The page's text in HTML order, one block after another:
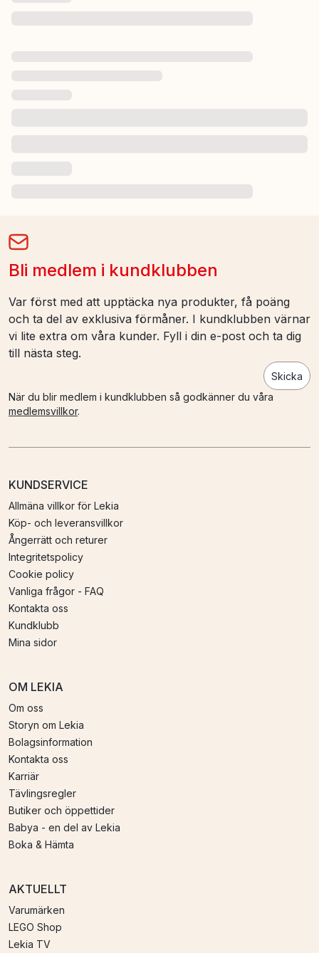
Bli medlem i kundklubben
Var först med att upptäcka nya produkter, få poäng
och ta del av exklusiva förmåner. I kundklubben värnar
vi lite extra om våra kunder. Fyll i din e-post och ta dig
till nästa steg.
Skicka
När du blir medlem i kundklubben så godkänner du våra
medlemsvillkor.
KUNDSERVICE
Allmäna villkor för Lekia
Köp- och leveransvillkor
Ångerrätt och returer
Integritetspolicy
Cookie policy
Vanliga frågor - FAQ
Kontakta oss
Kundklubb
Mina sidor
OM LEKIA
Om oss
Storyn om Lekia
Bolagsinformation
Kontakta oss
Karriär
Tävlingsregler
Butiker och öppettider
Babya - en del av Lekia
Boka & Hämta
AKTUELLT
Varumärken
LEGO Shop
Lekia TV